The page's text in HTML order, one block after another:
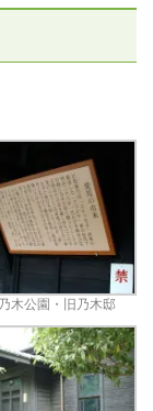
乃木公園・旧乃木邸